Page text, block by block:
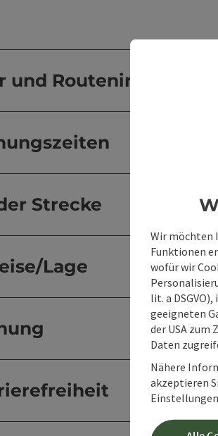
und
Strecke
Lage
Wir möchten
Funktionen
wofür wir
lit. a
geeigneten
der USA
Daten
Nähere
akzeptieren